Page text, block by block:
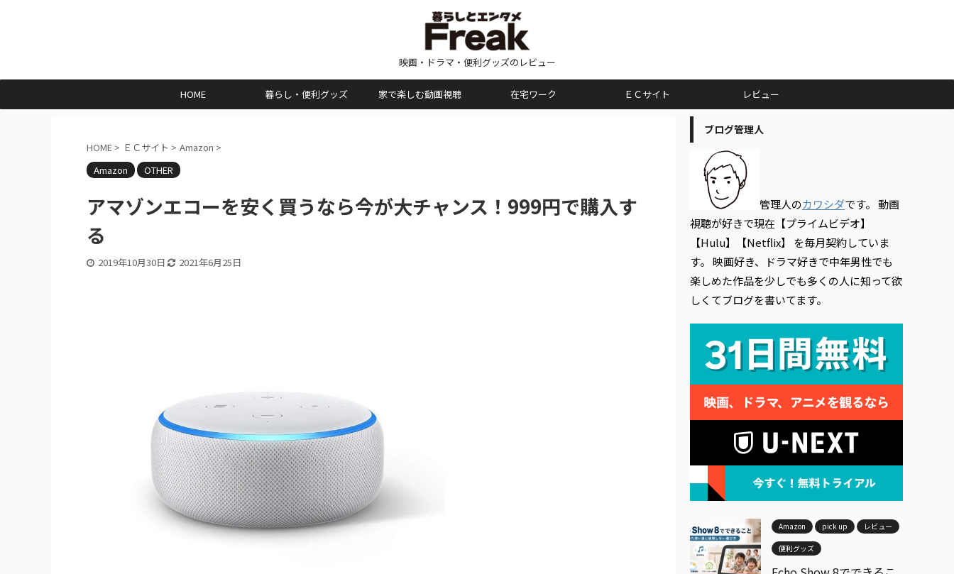
映画・ドラマ・便利グッズのレビュー
HOME 暮らし・便利グッズ 家で楽しむ動画視聴 在宅ワーク ＥＣサイト レビュー
HOME > ＥＣサイト > Amazon >
Amazon
OTHER
アマゾンエコーを安く買うなら今が大チャンス！999円で購入す
る
2019年10月30日 2021年6月25日
ブログ管理人
管理人のカワシダです。 動画
視聴が好きで現在【プライムビデオ】
【Hulu】【Netflix】 を毎月契約していま
す。 映画好き、ドラマ好きで中年男性でも
楽しめた作品を少しでも多くの人に知って欲
しくてブログを書いてます。
Amazon pick up レビュー
便利グッズ